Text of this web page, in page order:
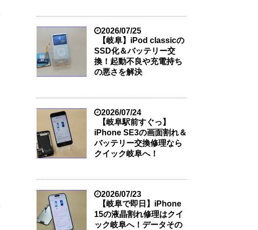
2026/07/25
【岐阜】iPod classicの
SSD化＆バッテリー交
換！起動不良や充電持ち
の悪さを解決
2026/07/24
【岐阜駅前すぐっ】
iPhone SE3の画面割れ＆
バッテリー交換修理なら
クイック岐阜へ！
2026/07/23
【岐阜で即日】iPhone
15の液晶割れ修理はクイ
ック岐阜へ！データその